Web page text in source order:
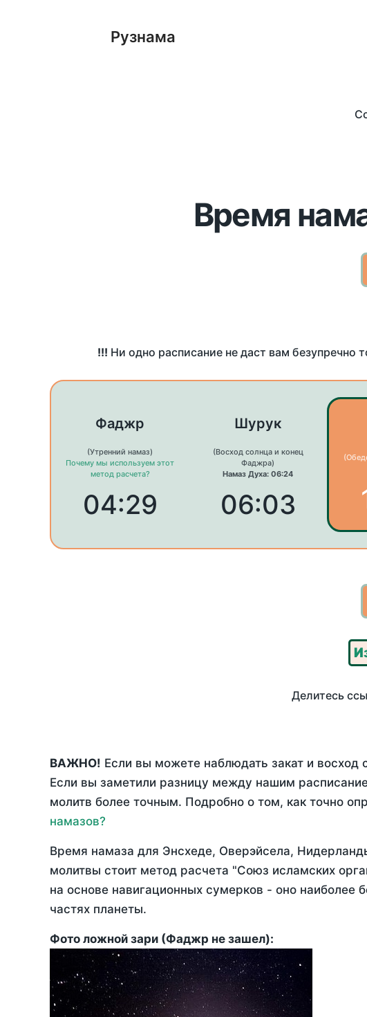
Рузнама
Время
!!! Ни одно расписание не даст вам безупречно
Фаджр
(Утренний намаз)
Почему мы используем этот
метод расчета?
04:29
Шурук
(Восход солнца и конец
Фаджра)
Намаз Духа: 06:24
06:03
Делитесь
ВАЖНО! Если вы можете наблюдать закат и восход
Если вы заметили разницу между нашим
молитв более точным. Подробно о том, как точно
намазов?
Время намаза для Энсхеде, Оверэйсела,
молитвы стоит метод расчета "Союз исламских
на основе навигационных сумерков - оно наиболее
частях планеты.
Фото ложной зари (Фаджр не зашел):